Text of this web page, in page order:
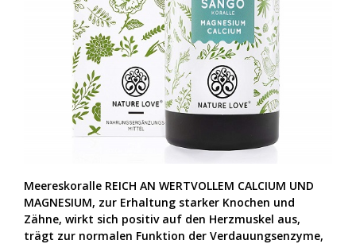
Meereskoralle REICH AN WERTVOLLEM CALCIUM UND
MAGNESIUM, zur Erhaltung starker Knochen und
Zähne, wirkt sich positiv auf den Herzmuskel aus,
trägt zur normalen Funktion der Verdauungsenzyme,